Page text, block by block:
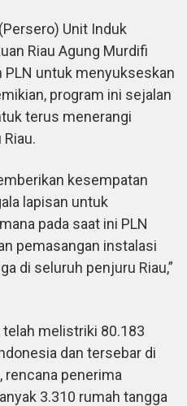
Unit Induk
Riau Agung Murdifi
untuk menyukseskan
program ini sejalan
terus menerangi
kesempatan
lapisan untuk
pada saat ini PLN
pemasangan instalasi
di seluruh penjuru Riau,”
telah melistriki 80.183
dan tersebar di
rencana penerima
3.310 rumah tangga